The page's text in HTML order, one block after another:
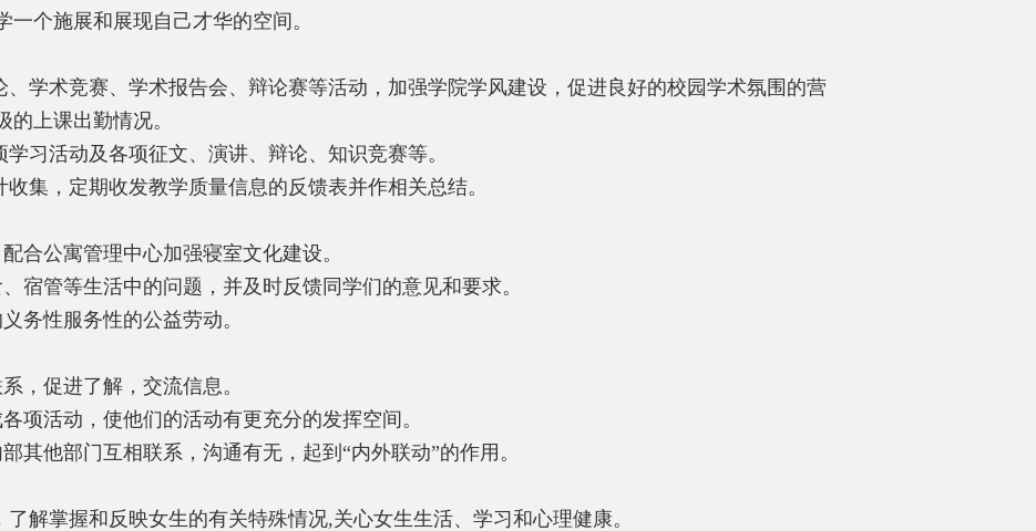
个施展和展现自己才华的空间。
学术竞赛、学术报告会、辩论赛等活动，加强学院学风建设，促进良好的校园学术氛围的营
上课出勤情况。
习活动及各项征文、演讲、辩论、知识竞赛等。
集，定期收发教学质量信息的反馈表并作相关总结。
合公寓管理中心加强寝室文化建设。
宿管等生活中的问题，并及时反馈同学们的意见和要求。
务性服务性的公益劳动。
，促进了解，交流信息。
项活动，使他们的活动有更充分的发挥空间。
其他部门互相联系，沟通有无，起到“内外联动”的作用。
解掌握和反映女生的有关特殊情况,关心女生生活、学习和心理健康。